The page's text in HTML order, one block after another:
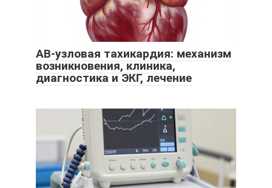
АВ-узловая тахикардия: механизм
возникновения, клиника,
диагностика и ЭКГ, лечение